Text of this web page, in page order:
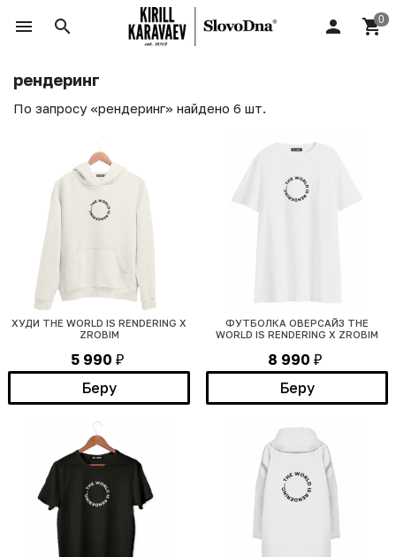
рендеринг
По запросу «рендеринг» найдено 6 шт.
ХУДИ THE WORLD IS RENDERING Х
ZROBIM
5 990 ₽
Беру
ФУТБОЛКА ОВЕРСАЙЗ THE
WORLD IS RENDERING Х ZROBIM
8 990 ₽
Беру